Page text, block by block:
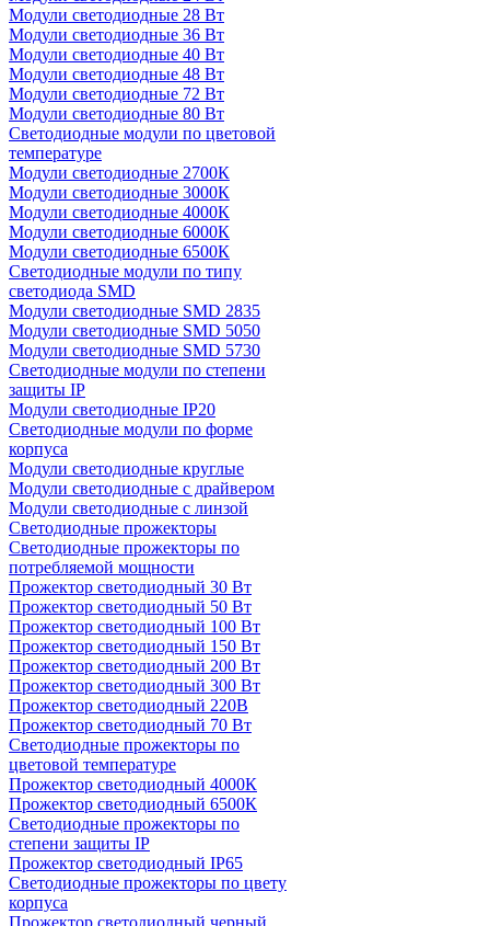
Модули светодиодные 28 Вт
Модули светодиодные 36 Вт
Модули светодиодные 40 Вт
Модули светодиодные 48 Вт
Модули светодиодные 72 Вт
Модули светодиодные 80 Вт
Светодиодные модули по цветовой
температуре
Модули светодиодные 2700К
Модули светодиодные 3000К
Модули светодиодные 4000К
Модули светодиодные 6000К
Модули светодиодные 6500К
Светодиодные модули по типу
светодиода SMD
Модули светодиодные SMD 2835
Модули светодиодные SMD 5050
Модули светодиодные SMD 5730
Светодиодные модули по степени
защиты IP
Модули светодиодные IP20
Светодиодные модули по форме
корпуса
Модули светодиодные круглые
Модули светодиодные с драйвером
Модули светодиодные с линзой
Светодиодные прожекторы
Светодиодные прожекторы по
потребляемой мощности
Прожектор светодиодный 30 Вт
Прожектор светодиодный 50 Вт
Прожектор светодиодный 100 Вт
Прожектор светодиодный 150 Вт
Прожектор светодиодный 200 Вт
Прожектор светодиодный 300 Вт
Прожектор светодиодный 220В
Прожектор светодиодный 70 Вт
Светодиодные прожекторы по
цветовой температуре
Прожектор светодиодный 4000К
Прожектор светодиодный 6500К
Светодиодные прожекторы по
степени защиты IP
Прожектор светодиодный IP65
Светодиодные прожекторы по цвету
корпуса
Прожектор светодиодный черный